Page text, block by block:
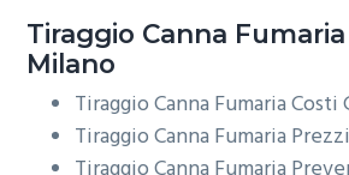
Tiraggio Canna
Milano
Tiraggio Canna Fumaria
Tiraggio Canna Fumaria